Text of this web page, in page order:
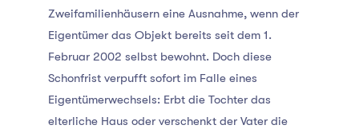
Zweifamilienhäusern eine Ausnahme, wenn der
Eigentümer das Objekt bereits seit dem 1.
Februar 2002 selbst bewohnt. Doch diese
Schonfrist verpufft sofort im Falle eines
Eigentümerwechsels: Erbt die Tochter das
elterliche Haus oder verschenkt der Vater die